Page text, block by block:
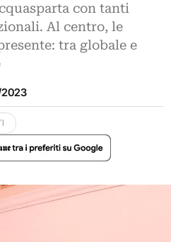
con tanti
Al centro, le
tra globale e